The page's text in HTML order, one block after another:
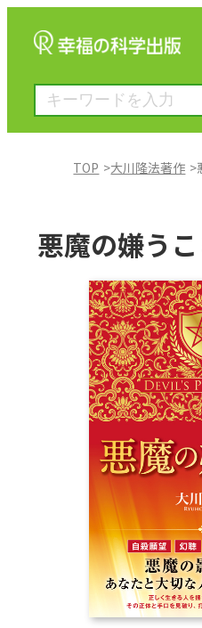
絵本
雑誌
CD
DVD・ブル
雑貨
外国語
TOP 大川隆法著作
悪魔の嫌う